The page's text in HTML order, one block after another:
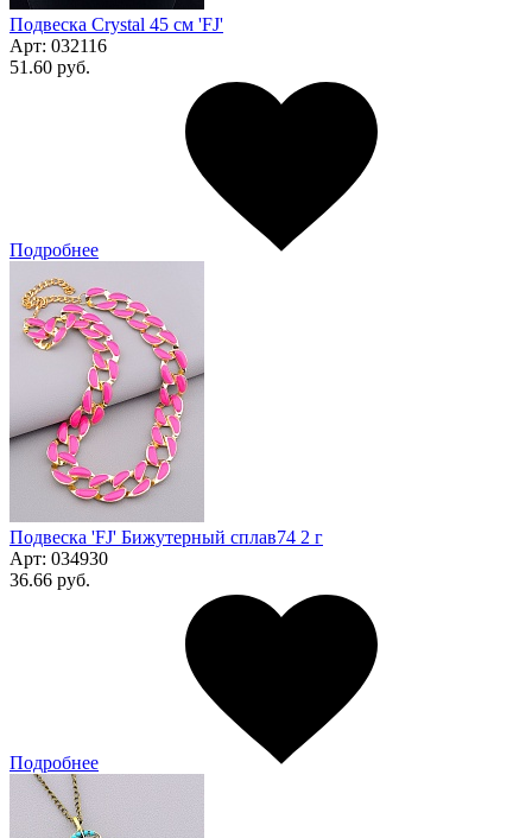
Подвеска Сrystal 45 см 'FJ'
Арт: 032116
51.60 руб.
Подробнее
Подвеска 'FJ' Бижутерный сплав74 2 г
Арт: 034930
36.66 руб.
Подробнее